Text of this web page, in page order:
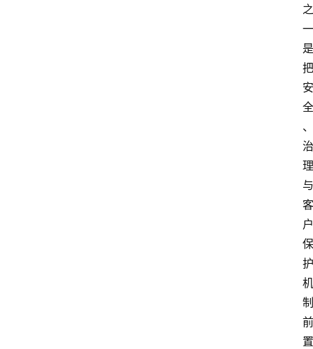
之
一
是
把
安
全
、
治
理
与
客
户
保
护
机
制
前
置